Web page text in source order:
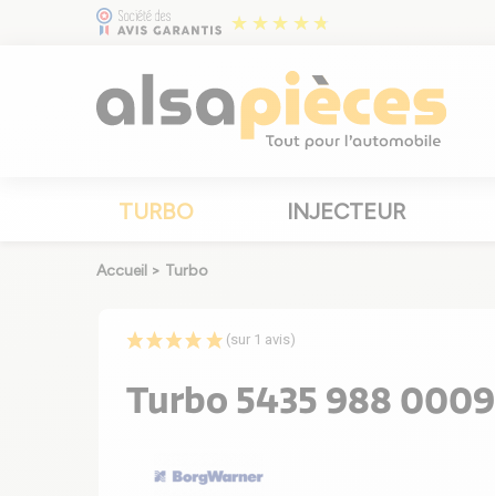
TURBO INJECTEUR
Accueil > Turbo
(sur 1 avis)
Turbo 5435 988 0009